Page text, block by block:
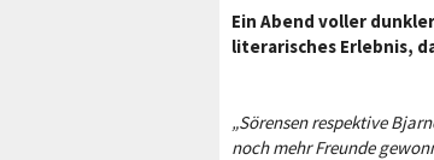
Ein Abend voller
literarisches Erlebnis,
„Sörensen respektive
noch mehr Freunde